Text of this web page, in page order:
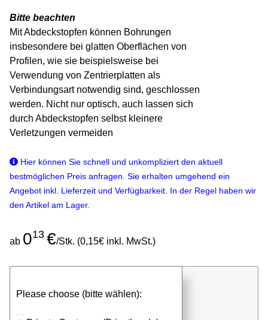
Bitte beachten
Mit Abdeckstopfen können Bohrungen
insbesondere bei glatten Oberflächen von
Profilen, wie sie beispielsweise bei
Verwendung von Zentrierplatten als
Verbindungsart notwendig sind, geschlossen
werden. Nicht nur optisch, auch lassen sich
durch Abdeckstopfen selbst kleinere
Verletzungen vermeiden
Hier können Sie schnell und unkompliziert den aktuell
bestmöglichen Preis anfragen. Sie erhalten umgehend ein
Angebot inkl. Lieferzeit und Verfügbarkeit. In der Regel haben wir
den Artikel am Lager.
ab 013 €/Stk. (0,15€ inkl. MwSt.)
Please choose (bitte wählen):
⮮
Stk. in Anfrageliste